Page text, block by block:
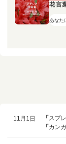
花言
あなた
11月1日 「 スプ
「 カン